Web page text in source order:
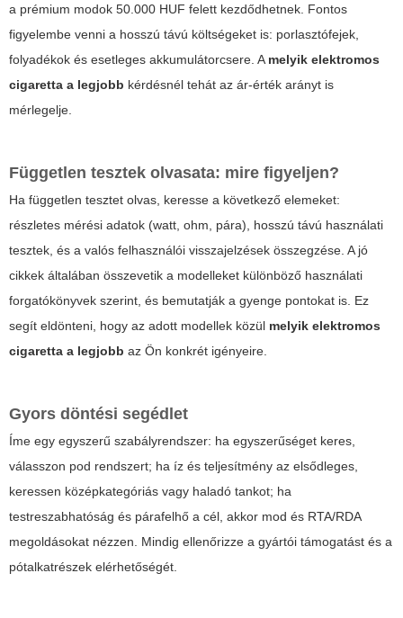
a prémium modok 50.000 HUF felett kezdődhetnek. Fontos
figyelembe venni a hosszú távú költségeket is: porlasztófejek,
folyadékok és esetleges akkumulátorcsere. A melyik elektromos
cigaretta a legjobb kérdésnél tehát az ár-érték arányt is
mérlegelje.
Független tesztek olvasata: mire figyeljen?
Ha független tesztet olvas, keresse a következő elemeket:
részletes mérési adatok (watt, ohm, pára), hosszú távú használati
tesztek, és a valós felhasználói visszajelzések összegzése. A jó
cikkek általában összevetik a modelleket különböző használati
forgatókönyvek szerint, és bemutatják a gyenge pontokat is. Ez
segít eldönteni, hogy az adott modellek közül melyik elektromos
cigaretta a legjobb az Ön konkrét igényeire.
Gyors döntési segédlet
Íme egy egyszerű szabályrendszer: ha egyszerűséget keres,
válasszon pod rendszert; ha íz és teljesítmény az elsődleges,
keressen középkategóriás vagy haladó tankot; ha
testreszabhatóság és párafelhő a cél, akkor mod és RTA/RDA
megoldásokat nézzen. Mindig ellenőrizze a gyártói támogatást és a
pótalkatrészek elérhetőségét.